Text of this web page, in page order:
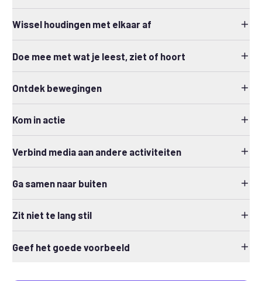
Wissel houdingen met elkaar af
Doe mee met wat je leest, ziet of hoort
Ontdek bewegingen
Kom in actie
Verbind media aan andere activiteiten
Ga samen naar buiten
Zit niet te lang stil
Geef het goede voorbeeld